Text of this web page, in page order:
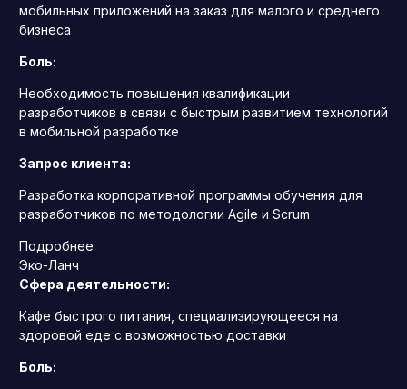
мобильных приложений на заказ для малого и среднего
бизнеса
Боль:
Необходимость повышения квалификации
разработчиков в связи с быстрым развитием технологий
в мобильной разработке
Запрос клиента:
Разработка корпоративной программы обучения для
разработчиков по методологии Agile и Scrum
Подробнее
Эко-Ланч
Сфера деятельности:
Кафе быстрого питания, специализирующееся на
здоровой еде с возможностью доставки
Боль: